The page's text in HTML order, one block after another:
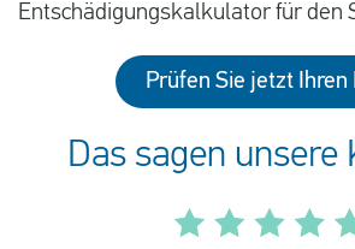
Entschädigungskalkulator für den
Prüfen Sie jetzt Ihren
Das sagen unsere